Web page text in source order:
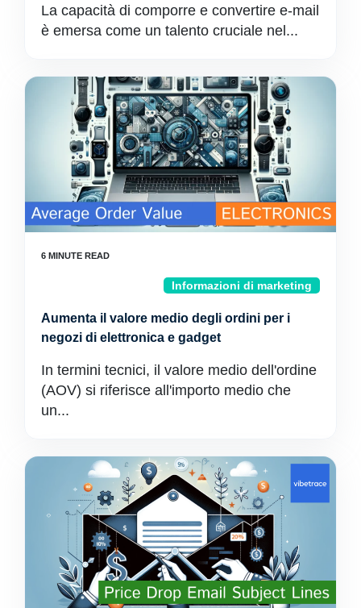
La capacità di comporre e convertire e-mail
è emersa come un talento cruciale nel...
Informazioni di marketing
Aumenta il valore medio degli ordini per i
negozi di elettronica e gadget
In termini tecnici, il valore medio dell'ordine
(AOV) si riferisce all'importo medio che
un...